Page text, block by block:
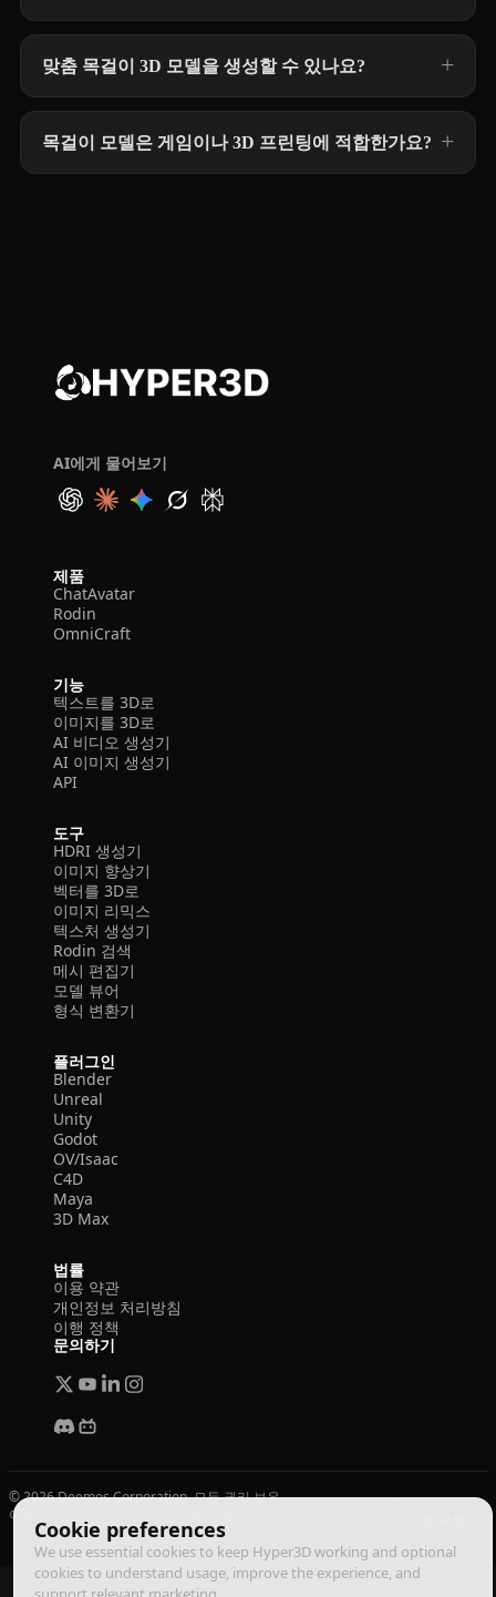
Cookie preferences
We use essential cookies to keep Hyper3D working and optional
cookies to understand usage, improve the experience, and
맞춤 목걸이 3D 모델을 생성할 수 있나요?
목걸이 모델은 게임이나 3D 프린팅에 적합한가요?
AI에게 물어보기
제품
ChatAvatar
Rodin
OmniCraft
기능
텍스트를 3D로
이미지를 3D로
AI 비디오 생성기
AI 이미지 생성기
API
도구
HDRI 생성기
이미지 향상기
벡터를 3D로
이미지 리믹스
텍스처 생성기
Rodin 검색
메시 편집기
모델 뷰어
형식 변환기
플러그인
Blender
Unreal
Unity
Godot
OV/Isaac
C4D
Maya
3D Max
법률
이용 약관
개인정보 처리방침
이행 정책
문의하기
© 2026 Deemos Corporation. 모든 권리 보유
이용 약관